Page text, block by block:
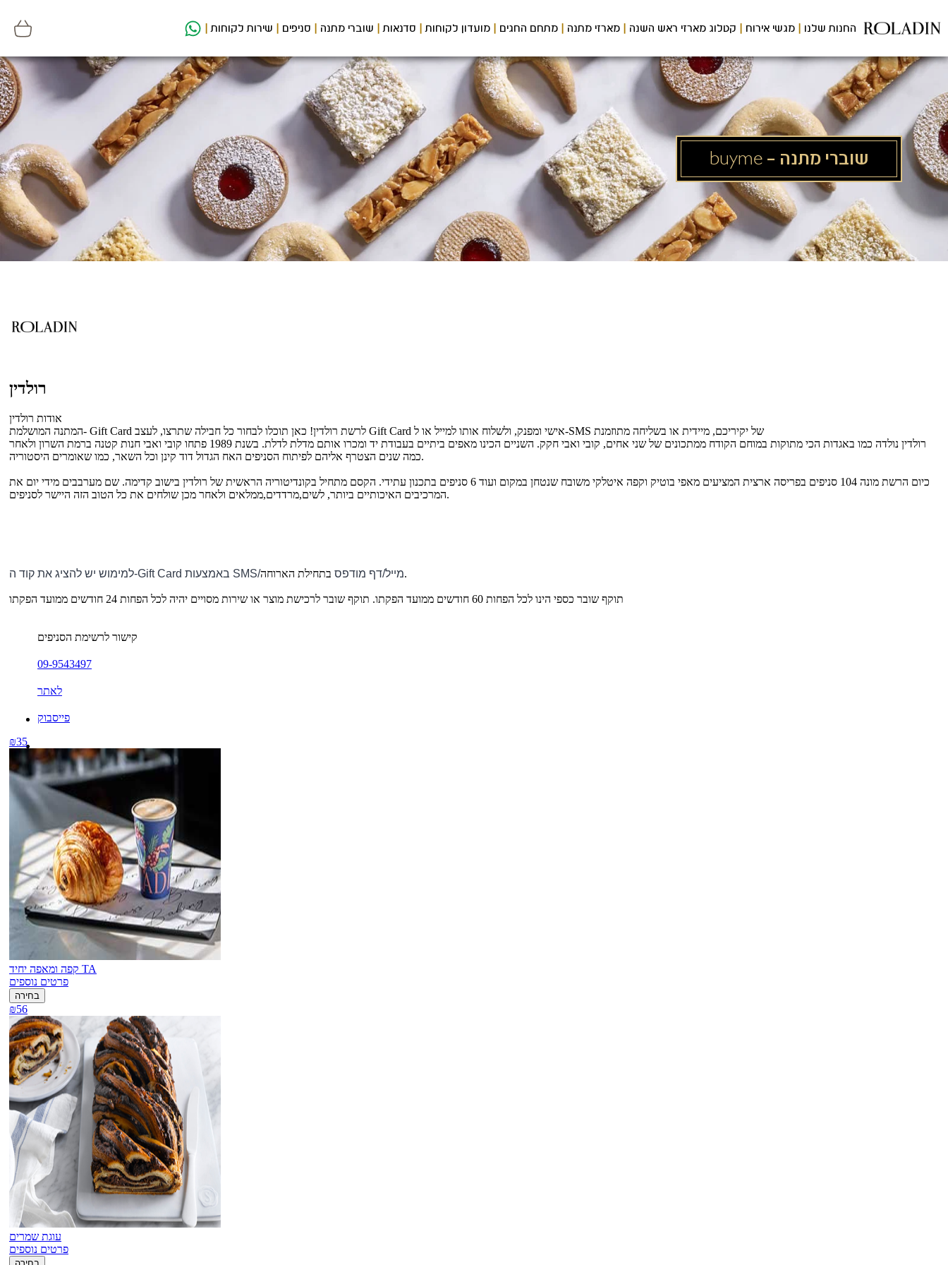
לתוכן
המרכזי
החנות שלנו מגשי אירוח קטלוג מארזי ראש השנה מארזי מתנה מתחם החגים מועדון לקוחות סדנאות שוברי מתנה סניפים שירות לקוחות
שוברי מתנה – buyme